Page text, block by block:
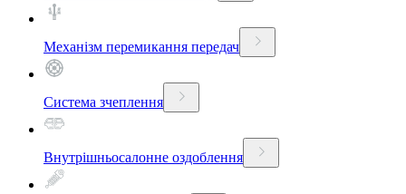
Механізм перемикання передач
Система зчеплення
Внутрішньосалонне оздоблення